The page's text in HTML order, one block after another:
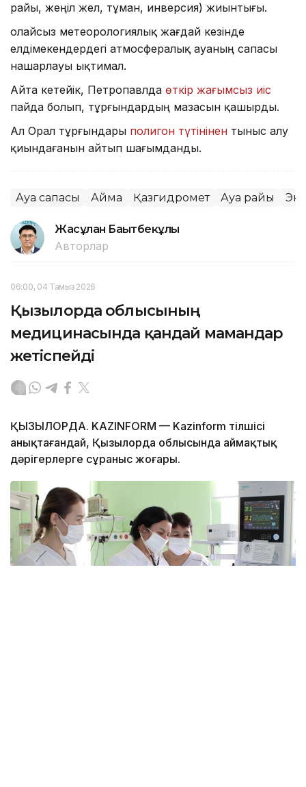
райы, жеңіл жел, тұман, инверсия) жиынтығы.
Қолайсыз метеорологиялық жағдай кезінде
елдімекендердегі атмосфералық ауаның сапасы
нашарлауы ықтимал.
Айта кетейік, Петропавлда өткір жағымсыз иіс
пайда болып, тұрғындардың мазасын қашырды.
Ал Орал тұрғындары полигон түтінінен тыныс алу
қиындағанын айтып шағымданды.
Ауа сапасы Аймақ Қазгидромет Ауа райы
Жасұлан Бақытбекұлы
Авторлар
06:00, 04 Тамыз 2026
Қызылорда облысының
медицинасында қандай мамандар
жетіспейді
ҚЫЗЫЛОРДА. KAZINFORM — Kazinform тілшісі
анықтағандай, Қызылорда облысында аймақтық
дәрігерлерге сұраныс жоғары.